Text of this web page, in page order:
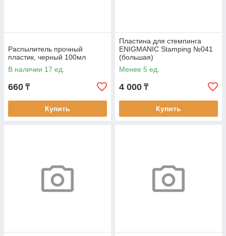
Распылитель прочный
пластик, черный 100мл
В наличии 17 ед.
660 ₸
Купить
Пластина для стемпинга
ENIGMANIC Stamping №041
(большая)
Менее 5 ед.
4 000 ₸
Купить